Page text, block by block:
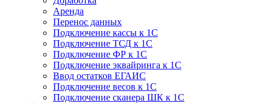
Аренда
Перенос данных
Подключение кассы к 1С
Подключение ТСД к 1С
Подключение ФР к 1С
Подключение эквайринга к 1С
Ввод остатков ЕГАИС
Подключение весов к 1С
Подключение сканера ШК к 1С